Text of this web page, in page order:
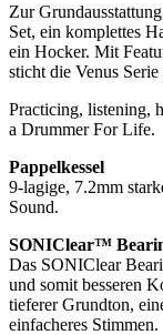
Zur
Set, ein komplettes
ein Hocker. Mit
sticht die Venus Serie
Practicing, listening,
a Drummer For Life.
Pappelkessel
9-lagige, 7.2mm
Sound.
SONIClear™
Das SONIClear
und somit besseren
tieferer Grundton,
einfacheres Stimmen.